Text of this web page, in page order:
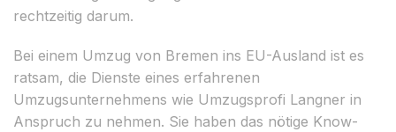
rechtzeitig darum.
Bei einem Umzug von Bremen ins EU-Ausland ist es
ratsam, die Dienste eines erfahrenen
Umzugsunternehmens wie Umzugsprofi Langner in
Anspruch zu nehmen. Sie haben das nötige Know-